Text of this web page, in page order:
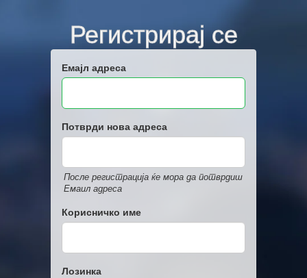
Регистрирај се
Емајл адреса
Потврди нова адреса
После регистрација ќе мора да потврдиш
Емаил адреса
Корисничко име
Лозинка